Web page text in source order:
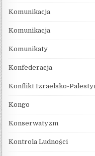
Komunikacja
Komunikacja
Komunikaty
Konfederacja
Konflikt Izraelsko-
Kongo
Konserwatyzm
Kontrola Ludności